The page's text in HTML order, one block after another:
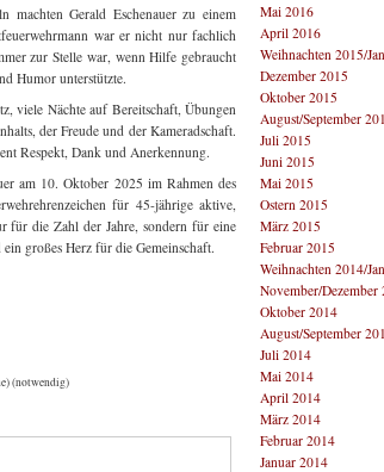
machten Gerald Eschenauer zu einem
war er nicht nur fachlich
zur Stelle war, wenn Hilfe gebraucht
Humor unterstützte.
viele Nächte auf Bereitschaft, Übungen
der Freude und der Kameradschaft.
Respekt, Dank und Anerkennung.
am 10. Oktober 2025 im Rahmen des
für 45-jährige aktive,
für die Zahl der Jahre, sondern für eine
großes Herz für die Gemeinschaft.
(notwendig)
Mai 2016
April 2016
Weihnachten 2015/
Dezember 2015
Oktober 2015
August/September
Juli 2015
Juni 2015
Mai 2015
Ostern 2015
März 2015
Februar 2015
Weihnachten 2014/
November/Dezember
Oktober 2014
August/September
Juli 2014
Mai 2014
April 2014
März 2014
Februar 2014
Januar 2014